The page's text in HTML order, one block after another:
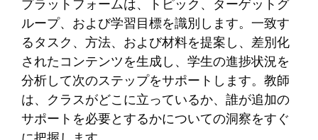
プラットフォームは、トピック、ターゲットグ
ループ、および学習目標を識別します。一致す
るタスク、方法、および材料を提案し、差別化
されたコンテンツを生成し、学生の進捗状況を
分析して次のステップをサポートします。教師
は、クラスがどこに立っているか、誰が追加の
サポートを必要とするかについての洞察をすぐ